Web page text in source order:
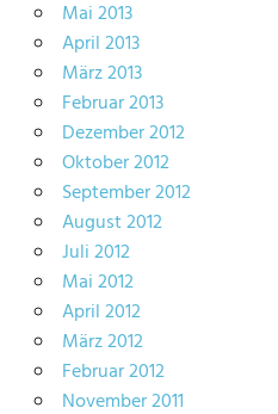
Mai 2013
April 2013
März 2013
Februar 2013
Dezember 2012
Oktober 2012
September 2012
August 2012
Juli 2012
Mai 2012
April 2012
März 2012
Februar 2012
November 2011